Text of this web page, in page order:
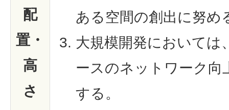
配
置・
高
さ
ある空間の創出に努め
大規模開発においては
ースのネットワーク向
する。